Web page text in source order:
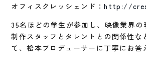
オフィスクレッシェンド：http://
35名ほどの学生が参加し、映像業界の
制作スタッフとタレントとの関係性な
て、松本プロデューサーに丁寧にお答